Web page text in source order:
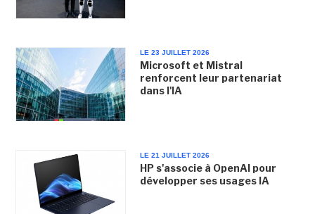
LE 23 JUILLET 2026
Microsoft et Mistral
renforcent leur partenariat
dans l'IA
LE 21 JUILLET 2026
HP s'associe à OpenAI pour
développer ses usages IA